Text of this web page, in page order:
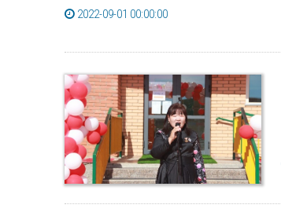
2022-09-01 00:00:00